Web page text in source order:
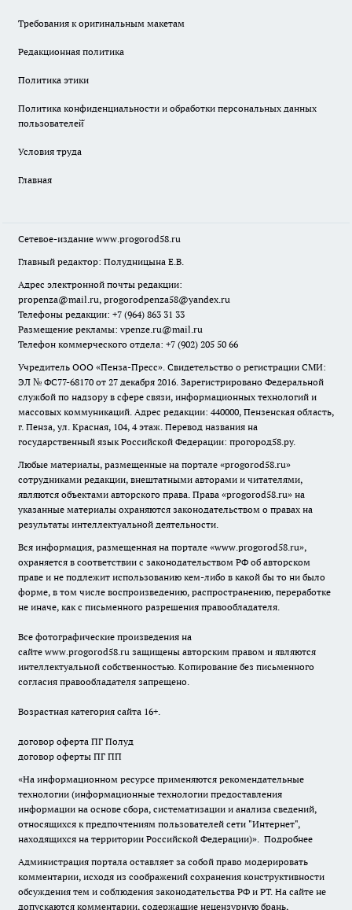
Требования к оригинальным макетам
Редакционная политика
Политика этики
Политика конфиденциальности и обработки персональных данных
пользователей̆
Условия труда
Главная
Сетевое-издание www.progorod58.ru
Главный редактор: Полудницына Е.В.
Адрес электронной почты редакции:
propenza@mail.ru, progorodpenza58@yandex.ru
Телефоны редакции: +7 (964) 863 31 33
Размещение рекламы: vpenze.ru@mail.ru
Телефон коммерческого отдела: +7 (902) 205 50 66
Учредитель ООО «Пенза-Пресс». Свидетельство о регистрации СМИ:
ЭЛ № ФС77-68170 от 27 декабря 2016. Зарегистрировано Федеральной
службой по надзору в сфере связи, информационных технологий и
массовых коммуникаций. Адрес редакции: 440000, Пензенская область,
г. Пенза, ул. Красная, 104, 4 этаж. Перевод названия на
государственный язык Российской Федерации: прогород58.ру.
Любые материалы, размещенные на портале «progorod58.ru»
сотрудниками редакции, внештатными авторами и читателями,
являются объектами авторского права. Права «progorod58.ru» на
указанные материалы охраняются законодательством о правах на
результаты интеллектуальной деятельности.
Вся информация, размещенная на портале «www.progorod58.ru»,
охраняется в соответствии с законодательством РФ об авторском
праве и не подлежит использованию кем-либо в какой бы то ни было
форме, в том числе воспроизведению, распространению, переработке
не иначе, как с письменного разрешения правообладателя.
Все фотографические произведения на
сайте www.progorod58.ru защищены авторским правом и являются
интеллектуальной собственностью. Копирование без письменного
согласия правообладателя запрещено.
Возрастная категория сайта 16+.
договор оферта ПГ Полуд
договор оферты ПГ ПП
«На информационном ресурсе применяются рекомендательные
технологии (информационные технологии предоставления
информации на основе сбора, систематизации и анализа сведений,
относящихся к предпочтениям пользователей сети "Интернет",
находящихся на территории Российской Федерации)». Подробнее
Администрация портала оставляет за собой право модерировать
комментарии, исходя из соображений сохранения конструктивности
обсуждения тем и соблюдения законодательства РФ и РТ. На сайте не
допускаются комментарии, содержащие нецензурную брань,